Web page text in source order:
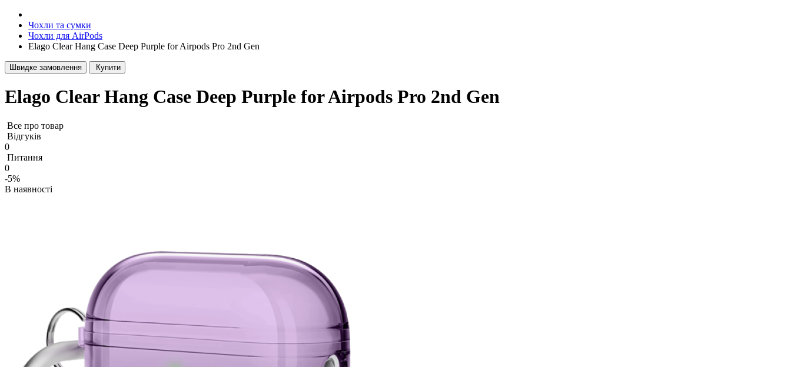
Чохли та сумки
Чохли для AirPods
Elago Clear Hang Case Deep Purple for Airpods Pro 2nd Gen
Швидке замовлення Купити
Elago Clear Hang Case Deep Purple for Airpods Pro 2nd Gen
Все про товар
Відгуків
0
Питання
0
-5%
В наявності